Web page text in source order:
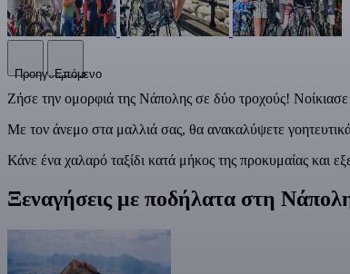
Προηγούμενο
Επόμενο
Ζήσε την ομορφιά της Νάπολης σε δύο τροχούς!
Με τον άνεμο στα μαλλιά σας, θα ανακαλύψετε
Κάνε ένα χαλαρό ταξίδι κατά μήκος της προκυμαίας και
Ξεναγήσεις με ποδήλατα στη